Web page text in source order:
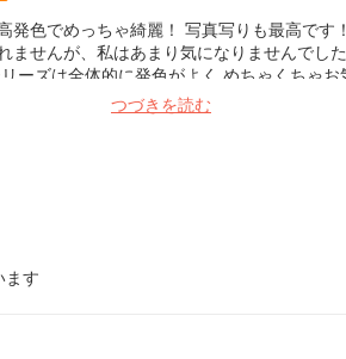
発色でめっちゃ綺麗！ 写真写りも最高です
ませんが、私はあまり気になりませんでし
ーズは全体的に発色がよく めちゃくちゃ
箱10枚入なのも嬉しいです😊
つづきを読む
ます